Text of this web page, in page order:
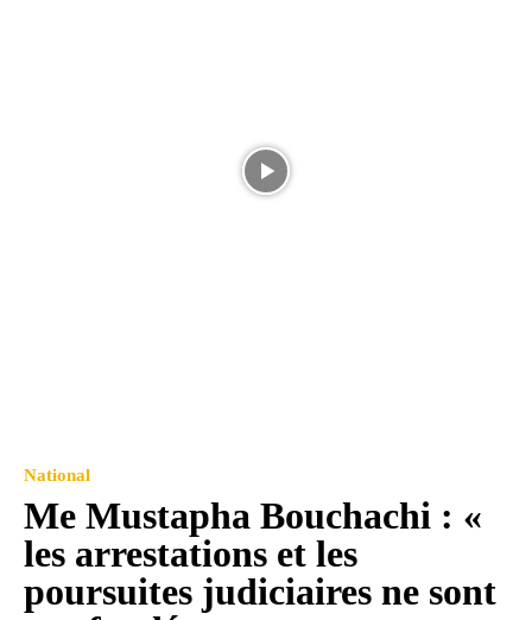
National
Me Mustapha Bouchachi : «
les arrestations et les
poursuites judiciaires ne sont